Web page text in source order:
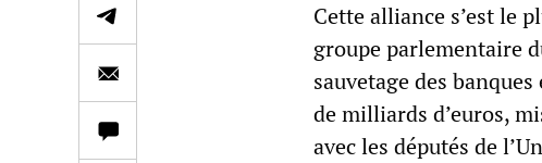
Cette alliance s’est le
groupe parlementaire
sauvetage des
de milliards d’euros,
avec les députés de